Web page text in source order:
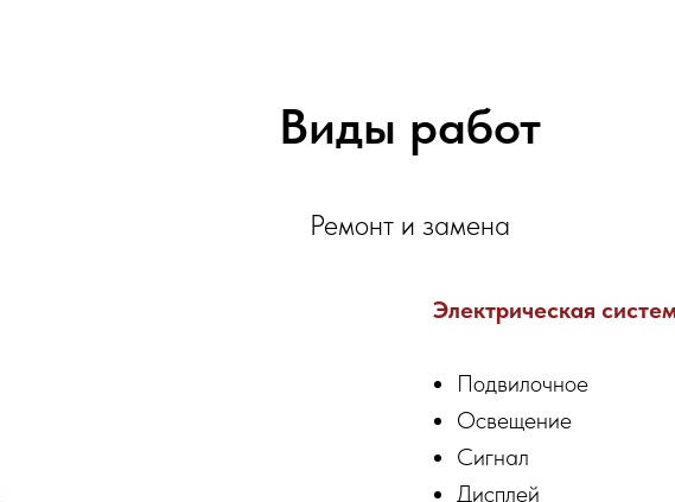
Виды работ
Ремонт и замена
Электрическая
Подвилочное
Освещение
Сигнал
Дисплей